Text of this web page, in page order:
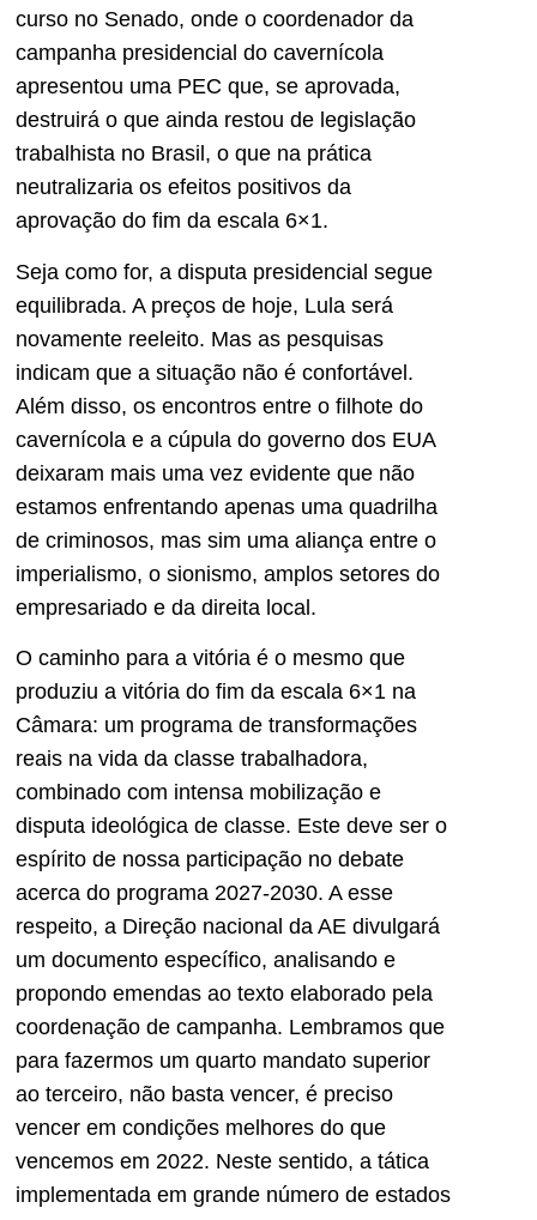
curso no Senado, onde o coordenador da
campanha presidencial do cavernícola
apresentou uma PEC que, se aprovada,
destruirá o que ainda restou de legislação
trabalhista no Brasil, o que na prática
neutralizaria os efeitos positivos da
aprovação do fim da escala 6×1.
Seja como for, a disputa presidencial segue
equilibrada. A preços de hoje, Lula será
novamente reeleito. Mas as pesquisas
indicam que a situação não é confortável.
Além disso, os encontros entre o filhote do
cavernícola e a cúpula do governo dos EUA
deixaram mais uma vez evidente que não
estamos enfrentando apenas uma quadrilha
de criminosos, mas sim uma aliança entre o
imperialismo, o sionismo, amplos setores do
empresariado e da direita local.
O caminho para a vitória é o mesmo que
produziu a vitória do fim da escala 6×1 na
Câmara: um programa de transformações
reais na vida da classe trabalhadora,
combinado com intensa mobilização e
disputa ideológica de classe. Este deve ser o
espírito de nossa participação no debate
acerca do programa 2027-2030. A esse
respeito, a Direção nacional da AE divulgará
um documento específico, analisando e
propondo emendas ao texto elaborado pela
coordenação de campanha. Lembramos que
para fazermos um quarto mandato superior
ao terceiro, não basta vencer, é preciso
vencer em condições melhores do que
vencemos em 2022. Neste sentido, a tática
implementada em grande número de estados